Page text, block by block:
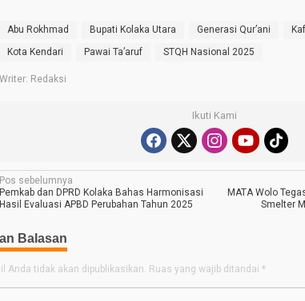
Abu Rokhmad Bupati Kolaka Utara Generasi Qur’ani
Kota Kendari
Pawai Ta’aruf STQH Nasional 2025
Writer: Redaksi
Ikuti Kami
N
a
i
g
a
Pos sebelumnya
Pemkab dan DPRD Kolaka Bahas Harmonisasi
Hasil Evaluasi APBD Perubahan Tahun 2025
MATA Wolo
Smelter
Balasan
Anda tidak akan dipublikasikan. Ruas yang wajib ditandai *